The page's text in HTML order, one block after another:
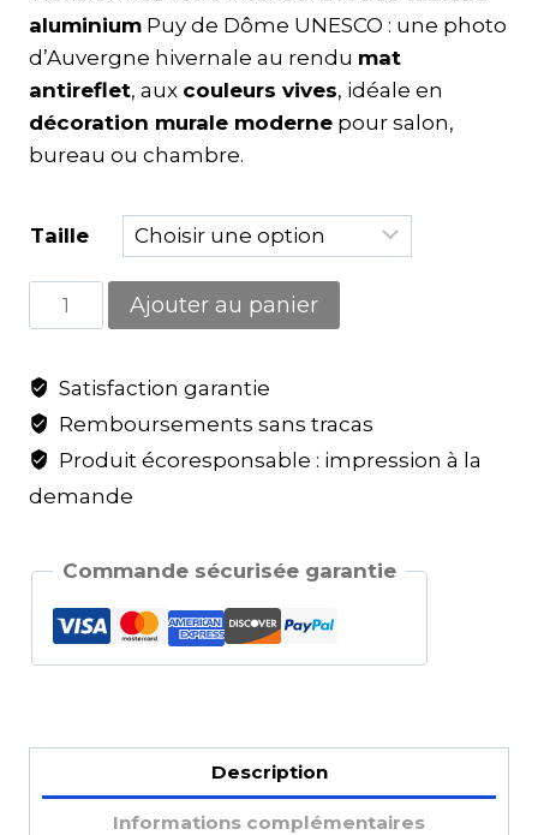
aluminium Puy de Dôme UNESCO : une photo
d’Auvergne hivernale au rendu mat
antireflet, aux couleurs vives, idéale en
décoration murale moderne pour salon,
bureau ou chambre.
Taille
Ajouter au panier
Satisfaction garantie
Remboursements sans tracas
Produit écoresponsable : impression à la
demande
Commande sécurisée garantie
Description
Informations complémentaires